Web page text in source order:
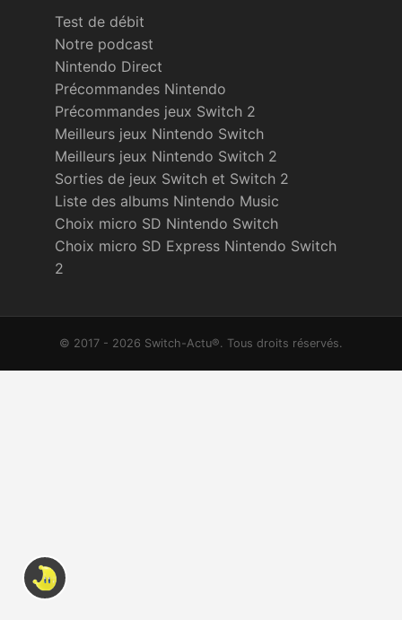
Test de débit
Notre podcast
Nintendo Direct
Précommandes Nintendo
Précommandes jeux Switch 2
Meilleurs jeux Nintendo Switch
Meilleurs jeux Nintendo Switch 2
Sorties de jeux Switch et Switch 2
Liste des albums Nintendo Music
Choix micro SD Nintendo Switch
Choix micro SD Express Nintendo Switch
2
© 2017 - 2026 Switch-Actu®. Tous droits réservés.